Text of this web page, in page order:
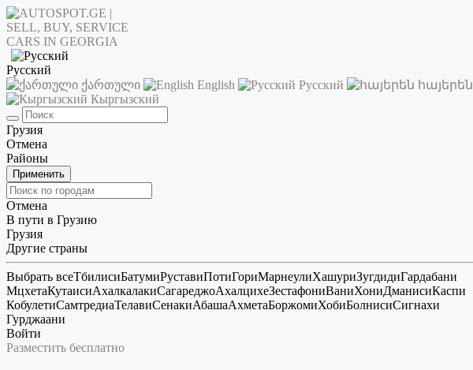
Русский
ქართული
English Русский հայերեն
Кыргызский
Грузия
Отмена
Районы
Применить
Отмена
В пути в Грузию
Грузия
Другие страны
Выбрать всеТбилисиБатумиРуставиПотиГориМарнеулиХашуриЗугдидиГардабани
МцхетаКутаисиАхалкалакиСагареджоАхалцихеЗестафониВаниХониДманисиКаспи
КобулетиСамтредиаТелавиСенакиАбашаАхметаБоржомиХобиБолнисиСигнахи
Гурджаани
Войти
Разместить бесплатно